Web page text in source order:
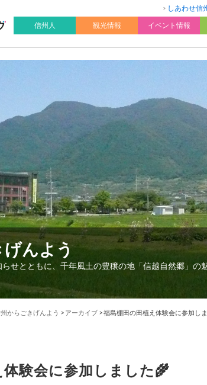
しあわせ信
信州人
観光情報 イベント情報
げんよう
せとともに、千年風土の豊穣の地「信越自然郷」の
からごきげんよう > アーカイブ >福島棚田の田植え体験会に参加し
験会に参加しました🌾